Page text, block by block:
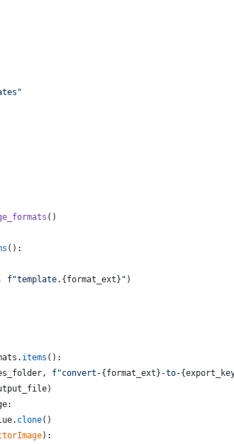
()
():
f"template. { format_ext } " )
. items ():
, f"convert-{ format_ext } -to-{
)
:
. clone()
):